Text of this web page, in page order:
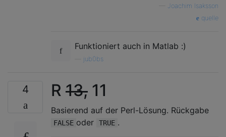
Joachim Isaksson
quelle
Funktioniert auch in Matlab :)
jub0bs
4 R 13, 11
Basierend auf der Perl-Lösung. Rückgabe
FALSE oder TRUE .